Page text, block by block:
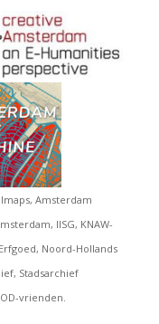
Amsterdam
IISG, KNAW-
Noord-Hollands
Stadsarchief
vrienden.